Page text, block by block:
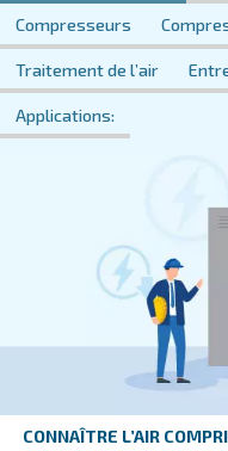
CONNAÎTRE L’AIR
Ce qu’il